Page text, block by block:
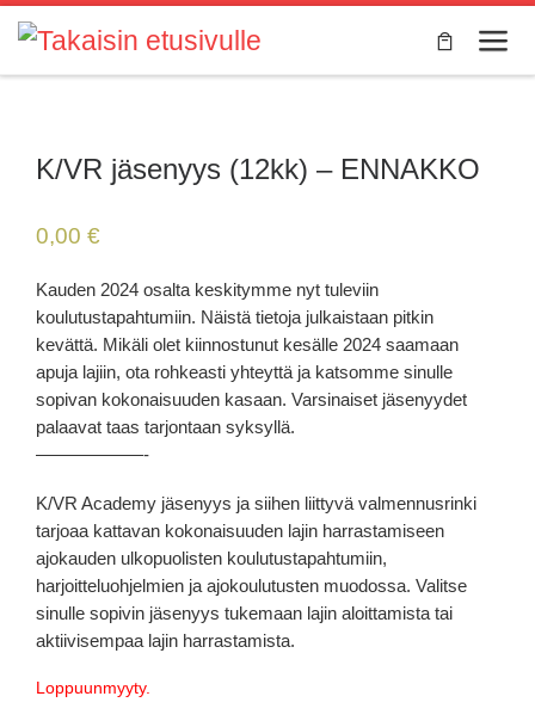
Skip to content
K/VR jäsenyys (12kk) – ENNAKKO
0,00 €
Kauden 2024 osalta keskitymme nyt tuleviin
koulutustapahtumiin. Näistä tietoja julkaistaan pitkin
kevättä. Mikäli olet kiinnostunut kesälle 2024 saamaan
apuja lajiin, ota rohkeasti yhteyttä ja katsomme sinulle
sopivan kokonaisuuden kasaan. Varsinaiset jäsenyydet
palaavat taas tarjontaan syksyllä.
——————-
K/VR Academy jäsenyys ja siihen liittyvä valmennusrinki
tarjoaa kattavan kokonaisuuden lajin harrastamiseen
ajokauden ulkopuolisten koulutustapahtumiin,
harjoitteluohjelmien ja ajokoulutusten muodossa. Valitse
sinulle sopivin jäsenyys tukemaan lajin aloittamista tai
aktiivisempaa lajin harrastamista.
Loppuunmyyty.